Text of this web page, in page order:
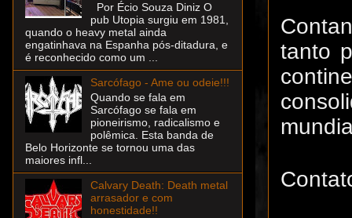
tanto
Por Écio Souza Diniz O
pub Utopia surgiu em 1981,
quando o heavy metal ainda
engatinhava na Espanha pós-ditadura, e
é reconhecido como um ...
Sarcófago - Ame ou odeie!!!
Quando se fala em
Sarcófago se fala em
pioneirismo, radicalismo e
polêmica. Esta banda de
Belo Horizonte se tornou uma das
maiores infl...
Calvary Death: Death metal
arrasador e com
honestidade!!